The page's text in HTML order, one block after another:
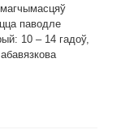
паводле
10 – 14 гадоў,